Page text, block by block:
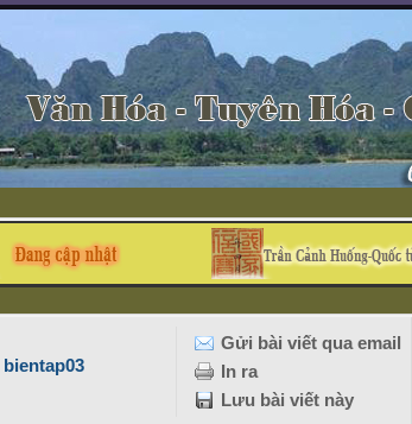
Gửi bài viết qua email
In ra
Lưu bài viết này
bientap03